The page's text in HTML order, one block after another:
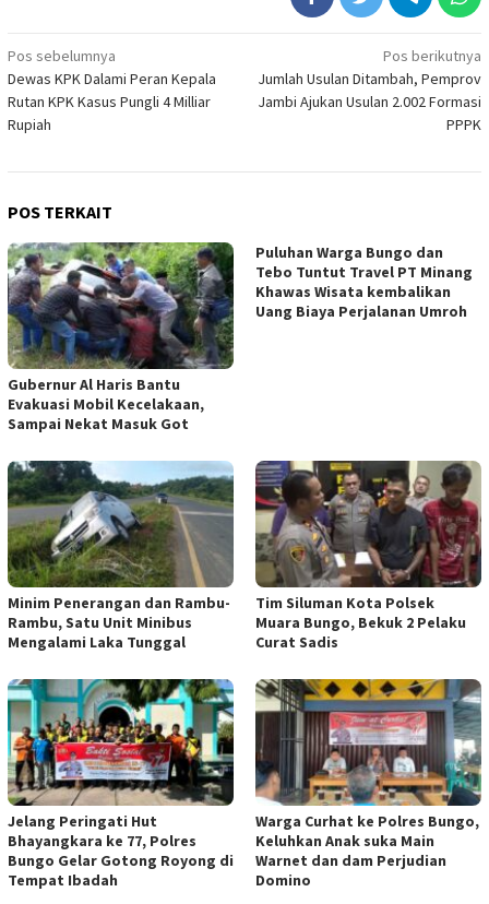
Navigasi
pos
Pos sebelumnya
Dewas KPK Dalami Peran Kepala
Rutan KPK Kasus Pungli 4 Milliar
Rupiah
Pos berikutnya
Jumlah Usulan Ditambah, Pemprov
Jambi Ajukan Usulan 2.002 Formasi
PPPK
POS TERKAIT
Gubernur Al Haris Bantu
Evakuasi Mobil Kecelakaan,
Sampai Nekat Masuk Got
Puluhan Warga Bungo dan
Tebo Tuntut Travel PT Minang
Khawas Wisata kembalikan
Uang Biaya Perjalanan Umroh
Minim Penerangan dan Rambu-
Rambu, Satu Unit Minibus
Mengalami Laka Tunggal
Tim Siluman Kota Polsek
Muara Bungo, Bekuk 2 Pelaku
Curat Sadis
Jelang Peringati Hut
Bhayangkara ke 77, Polres
Bungo Gelar Gotong Royong di
Tempat Ibadah
Warga Curhat ke Polres Bungo,
Keluhkan Anak suka Main
Warnet dan dam Perjudian
Domino